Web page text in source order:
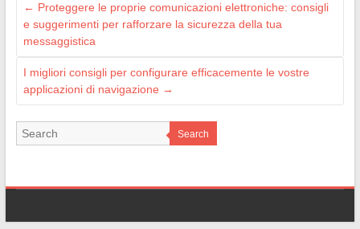
← Proteggere le proprie comunicazioni elettroniche: consigli
e suggerimenti per rafforzare la sicurezza della tua
messaggistica
I migliori consigli per configurare efficacemente le vostre
applicazioni di navigazione →
Search